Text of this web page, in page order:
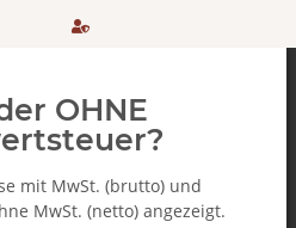
einkaufen
SSL
OHNE
mit MwSt. (brutto) und
MwSt. (netto) angezeigt.